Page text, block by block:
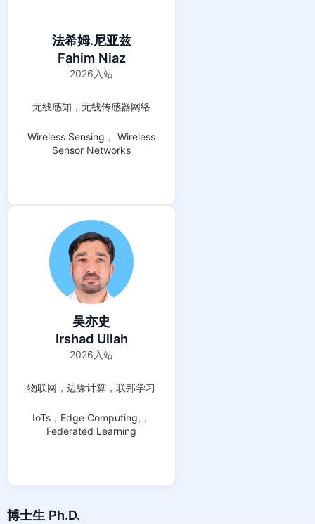
法希姆.尼亚兹
Fahim Niaz
2026入站
无线感知，无线传感器网络
Wireless Sensing， Wireless
Sensor Networks
吴亦史
Irshad Ullah
2026入站
物联网，边缘计算，联邦学习
IoTs，Edge Computing,，
Federated Learning
博士生 Ph.D.